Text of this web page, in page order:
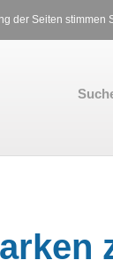
der Seiten stimmen